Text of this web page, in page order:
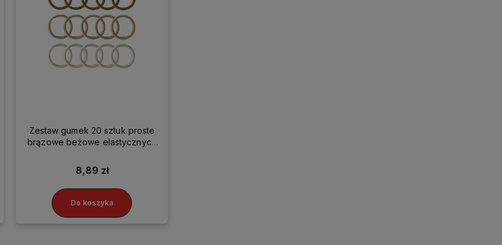
Zestaw gumek 20 sztuk proste
brązowe beżowe elastycznych
8,89 zł
Do koszyka